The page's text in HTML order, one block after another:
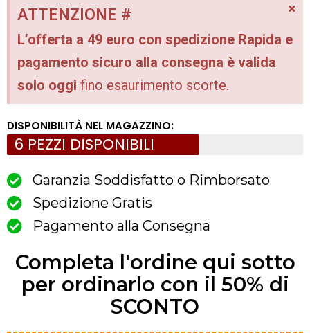
ATTENZIONE #
L’offerta a 49 euro con spedizione Rapida e
pagamento sicuro alla consegna è valida
solo oggi fino esaurimento scorte.
×
DISPONIBILITÀ NEL MAGAZZINO:
6 PEZZI DISPONIBILI
Garanzia Soddisfatto o Rimborsato
Spedizione Gratis
Pagamento alla Consegna
Completa l'ordine qui sotto
per ordinarlo con il 50% di
SCONTO